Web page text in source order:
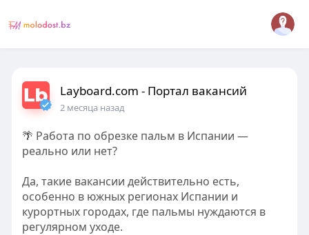
Layboard.com - Портал вакансий
2 месяца назад
🌴 Работа по обрезке пальм в Испании —
реально или нет?
Да, такие вакансии действительно есть,
особенно в южных регионах Испании и
курортных городах, где пальмы нуждаются в
регулярном уходе.